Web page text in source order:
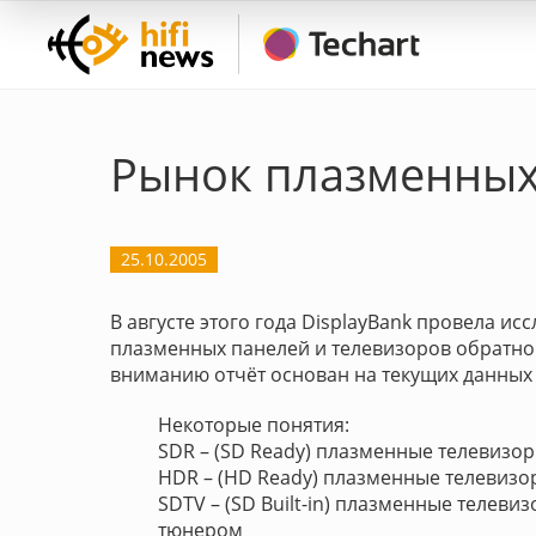
Рынок
25.10.2005
В августе этого года DisplayBank провела
плазменных панелей и телевизоров
вниманию отчёт основан на текущих
Некоторые понятия:
SDR – (SD Ready) плазменные
HDR – (HD Ready) плазменные
SDTV – (SD Built-in) плазменные
тюнером